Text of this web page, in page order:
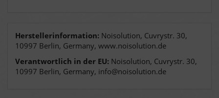
Herstellerinformation: Noisolution, Cuvrystr. 30,
10997 Berlin, Germany, www.noisolution.de
Verantwortlich in der EU: Noisolution, Cuvrystr. 30,
10997 Berlin, Germany, info@noisolution.de